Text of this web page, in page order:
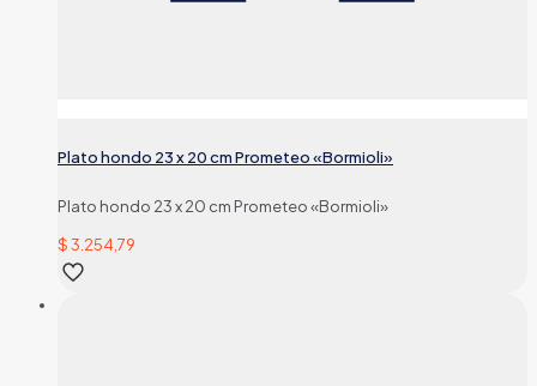
Plato hondo 23 x 20 cm Prometeo «Bormioli»
Plato hondo 23 x 20 cm Prometeo «Bormioli»
$3.254,79